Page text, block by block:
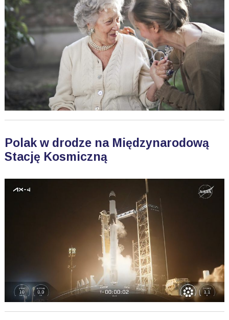
Polak w drodze na Międzynarodową
Stację Kosmiczną